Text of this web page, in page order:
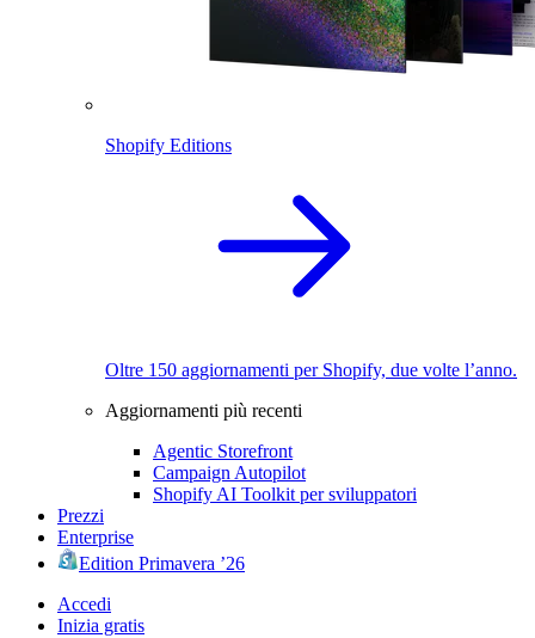
Shopify Editions
Oltre 150 aggiornamenti per Shopify, due volte l’anno.
Aggiornamenti più recenti
Agentic Storefront
Campaign Autopilot
Shopify AI Toolkit per sviluppatori
Prezzi
Enterprise
Edition Primavera ’26
Accedi
Inizia gratis